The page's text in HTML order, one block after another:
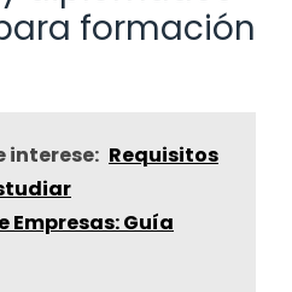
formación
interese: Requisitos
Guía